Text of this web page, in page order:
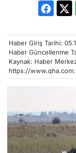
Haber Giriş Tarihi:
Haber Güncellenme
Kaynak: Haber
https://